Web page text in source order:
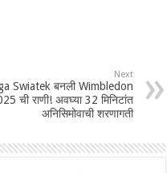
Next
Swiatek बनली Wimbledon
ची राणी! अवघ्या 32 मिनिटांत
अनिसिमोवाची शरणागती